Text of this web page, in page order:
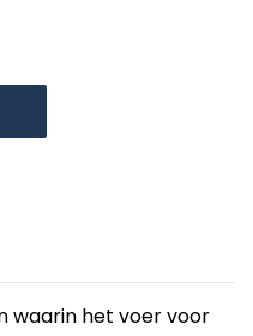
waarin het voer voor